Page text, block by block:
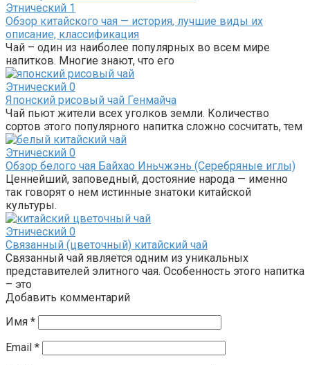
Этнический 1
Обзор китайского чая — история, лучшие виды их
описание, классификация
Чай – один из наиболее популярных во всем мире
напитков. Многие знают, что его
Этнический 0
Японский рисовый чай Генмайча
Чай пьют жители всех уголков земли. Количество
сортов этого популярного напитка сложно сосчитать, тем
Этнический 0
Обзор белого чая Байхао Иньчжэнь (Серебряные иглы)
Ценнейший, заповедный, достояние народа — именно
так говорят о нем истинные знатоки китайской
культуры.
Этнический 0
Связанный (цветочный) китайский чай
Связанный чай является одним из уникальных
представителей элитного чая. Особенность этого напитка
– это
Добавить комментарий
Имя *
Email *